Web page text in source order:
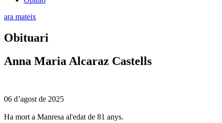
ara mateix
Obituari
Anna Maria Alcaraz Castells
06 d’agost de 2025
Ha mort a Manresa al'edat de 81 anys.